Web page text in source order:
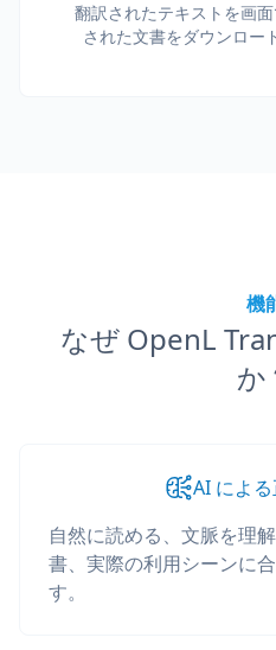
翻訳されたテキストを画
された文書をダウンロー
機
なぜ OpenL
か
AI によ
自然に読める、文脈を理
書、実際の利用シーンに
す。